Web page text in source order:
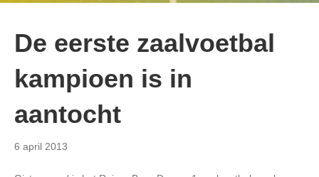
De eerste zaalvoetbal
kampioen is in
aantocht
6 april 2013